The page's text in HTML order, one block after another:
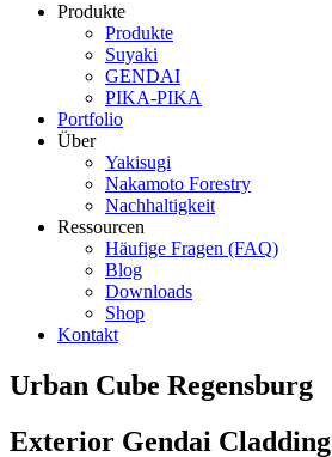
Produkte
Produkte
Suyaki
GENDAI
PIKA-PIKA
Portfolio
Über
Yakisugi
Nakamoto Forestry
Nachhaltigkeit
Ressourcen
Häufige Fragen (FAQ)
Blog
Downloads
Shop
Kontakt
Urban Cube Regensburg
Exterior Gendai Cladding